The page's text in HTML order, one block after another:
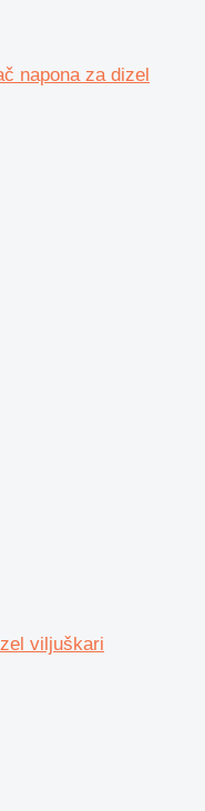
napona za dizel
viljuškari